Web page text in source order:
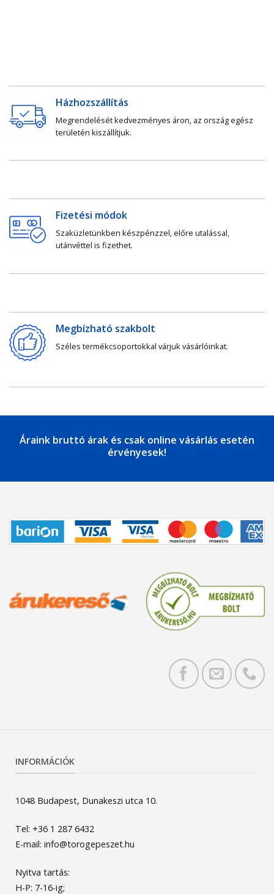
Házhozszállítás
Megrendelését kedvezményes áron, az ország egész
területén kiszállítjuk.
Fizetési módok
Szaküzletünkben készpénzzel, előre utalással,
utánvéttel is fizethet.
Megbízható szakbolt
Széles termékcsoportokkal várjuk vásárlóinkat.
Áraink bruttó árak és csak online vásárlás esetén
érvényesek!
INFORMÁCIÓK
1048 Budapest, Dunakeszi utca 10.
Tel: +36 1 287 6432
E-mail: info@torogepeszet.hu
Nyitva tartás:
H-P: 7-16-ig;